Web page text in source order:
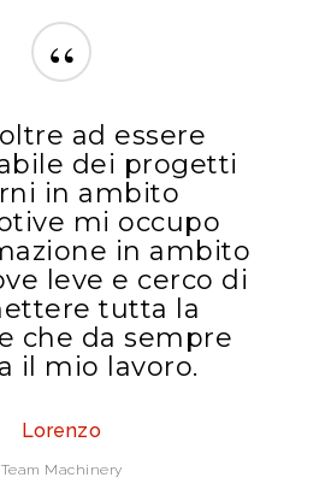
“
ad essere
dei progetti
in ambito
mi occupo
in ambito
leve e cerco di
tutta la
che da sempre
il mio lavoro.
Lorenzo
Team Machinery